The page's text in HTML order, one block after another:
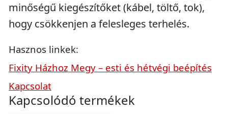
minőségű kiegészítőket (kábel, töltő, tok),
hogy csökkenjen a felesleges terhelés.
Hasznos linkek:
Fixity Házhoz Megy – esti és hétvégi beépítés
Kapcsolat
Kapcsolódó termékek